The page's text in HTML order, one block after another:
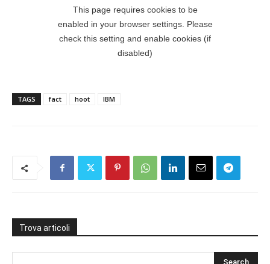
TAGS fact hoot IBM
Trova articoli